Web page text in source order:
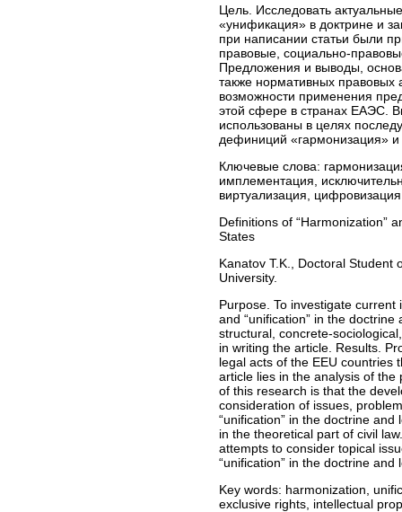
Цель. Исследовать
«унификация» в доктрине и
при написании статьи были
правовые, социально-
Предложения и выводы,
также нормативных правовых
возможности применения
этой сфере в странах ЕАЭС.
использованы в целях
дефиниций «гармонизация»
Ключевые слова:
имплементация,
виртуализация,
Definitions of “Harmonization”
States
Kanatov T.K., Doctoral Student
University.
Purpose. To investigate
and “unification” in the
structural, concrete-
in writing the article. Results.
legal acts of the EEU countries
article lies in the analysis of
of this research is that the
consideration of issues,
“unification” in the doctrine
in the theoretical part of civil
attempts to consider topical
“unification” in the doctrine
Key words: harmonization,
exclusive rights, intellectual